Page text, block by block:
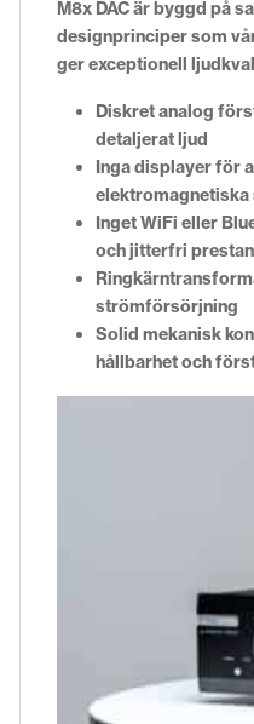
M8x DAC är byggd på
designprinciper som
ger exceptionell
Diskret analog
detaljerat ljud
Inga displayer för
Inget WiFi eller
och jitterfri
strömförsörjning
Solid mekanisk
hållbarhet och